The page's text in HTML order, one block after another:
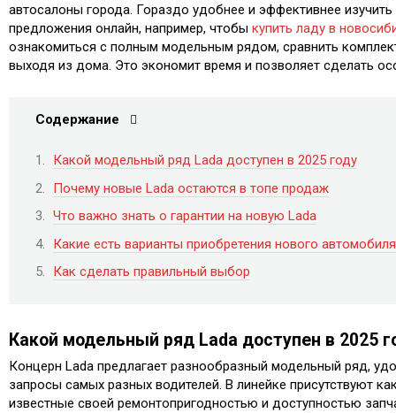
автосалоны города. Гораздо удобнее и эффективнее изучить
предложения онлайн, например, чтобы купить ладу в
ознакомиться с полным модельным рядом, сравнить
выходя из дома. Это экономит время и позволяет сделать
Содержание
Какой модельный ряд Lada доступен в 2025 году
Почему новые Lada остаются в топе продаж
Что важно знать о гарантии на новую Lada
Какие есть варианты приобретения нового автомобиля
Как сделать правильный выбор
Какой модельный ряд Lada доступен в 2025
Концерн Lada предлагает разнообразный модельный ряд,
запросы самых разных водителей. В линейке присутствуют
известные своей ремонтопригодностью и доступностью